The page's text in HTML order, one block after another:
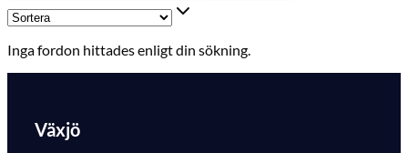
Inga fordon hittades enligt din sökning.
Växjö